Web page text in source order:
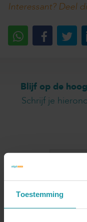
Toestemming
Interessant? Deel
Blijf op de
Schrijf je